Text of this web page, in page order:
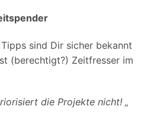
sind Dir sicher bekannt
(berechtigt?) Zeitfresser im
die Projekte nicht! „